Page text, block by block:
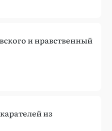
и нравственный
из